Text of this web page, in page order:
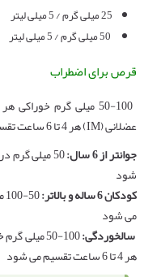
25 میلی گرم / 5 میلی لیتر
قرص برای اضطراب
عضلانی (IM) هر 4 تا 6 ساعت تقسیم می شود.
جوانتر از 6 سال:
شود
کودکان 6 ساله و بالاتر:
می شود
سالخوردگی:
هر 4 تا 6 ساعت تقسیم می شود